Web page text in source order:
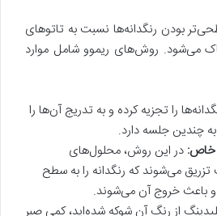
بودن رنگدانه‌ها نسبت به تاتوهای
می‌شود. روش‌های ریموو شامل موارد
را تجزیه کرده و به تدریج آن‌ها را
چندین جلسه دارد.
خاص: در این روش، محلول‌های
می‌شوند که رنگدانه را به سطح
باعث خروج آن می‌شوند.
از رنگ آن شوکه شده‌اید، کمی صبر